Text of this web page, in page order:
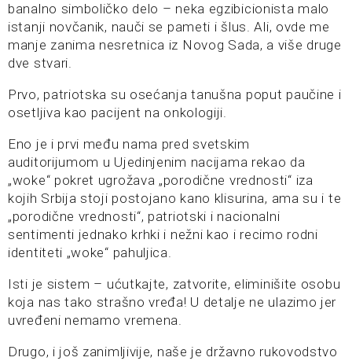
banalno simboličko delo – neka egzibicionista malo
istanji novčanik, nauči se pameti i šlus. Ali, ovde me
manje zanima nesretnica iz Novog Sada, a više druge
dve stvari.
Prvo, patriotska su osećanja tanušna poput paučine i
osetljiva kao pacijent na onkologiji.
Eno je i prvi među nama pred svetskim
auditorijumom u Ujedinjenim nacijama rekao da
„woke“ pokret ugrožava „porodične vrednosti“ iza
kojih Srbija stoji postojano kano klisurina, ama su i te
„porodične vrednosti“, patriotski i nacionalni
sentimenti jednako krhki i nežni kao i recimo rodni
identiteti „woke“ pahuljica.
Isti je sistem – ućutkajte, zatvorite, eliminišite osobu
koja nas tako strašno vređa! U detalje ne ulazimo jer
uvređeni nemamo vremena.
Drugo, i još zanimljivije, naše je državno rukovodstvo